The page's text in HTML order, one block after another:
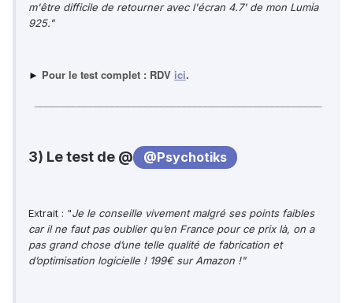
m'être difficile de retourner avec l'écran 4.7' de mon Lumia
925."
► Pour le test complet : RDV ici.
3) Le test de @ @Psychotiks
Extrait : "Je le conseille vivement malgré ses points faibles
car il ne faut pas oublier qu’en France pour ce prix là, on a
pas grand chose d’une telle qualité de fabrication et
d’optimisation logicielle ! 199€ sur Amazon !"